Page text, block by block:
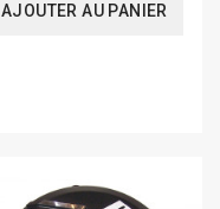
AJOUTER AU PANIER